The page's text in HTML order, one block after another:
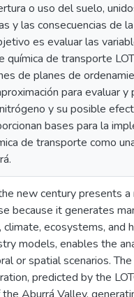
o uso del suelo,
y las consecuencias de
es evaluar las
química de transporte
de planes de
para evaluar
y su posible
bases para la
de transporte como
new century presents
because it generates
ecosystems, and
models, enables the
or spatial scenarios.
predicted by the